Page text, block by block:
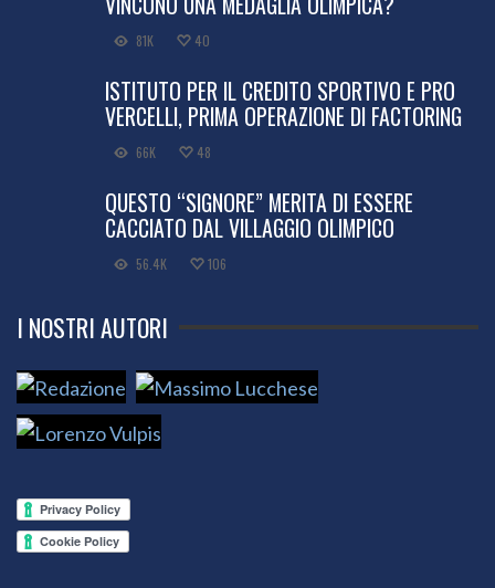
81K 40
ISTITUTO PER IL CREDITO SPORTIVO E PRO
VERCELLI, PRIMA OPERAZIONE DI FACTORING
66K 48
QUESTO “SIGNORE” MERITA DI ESSERE
CACCIATO DAL VILLAGGIO OLIMPICO
56.4K 106
I NOSTRI AUTORI